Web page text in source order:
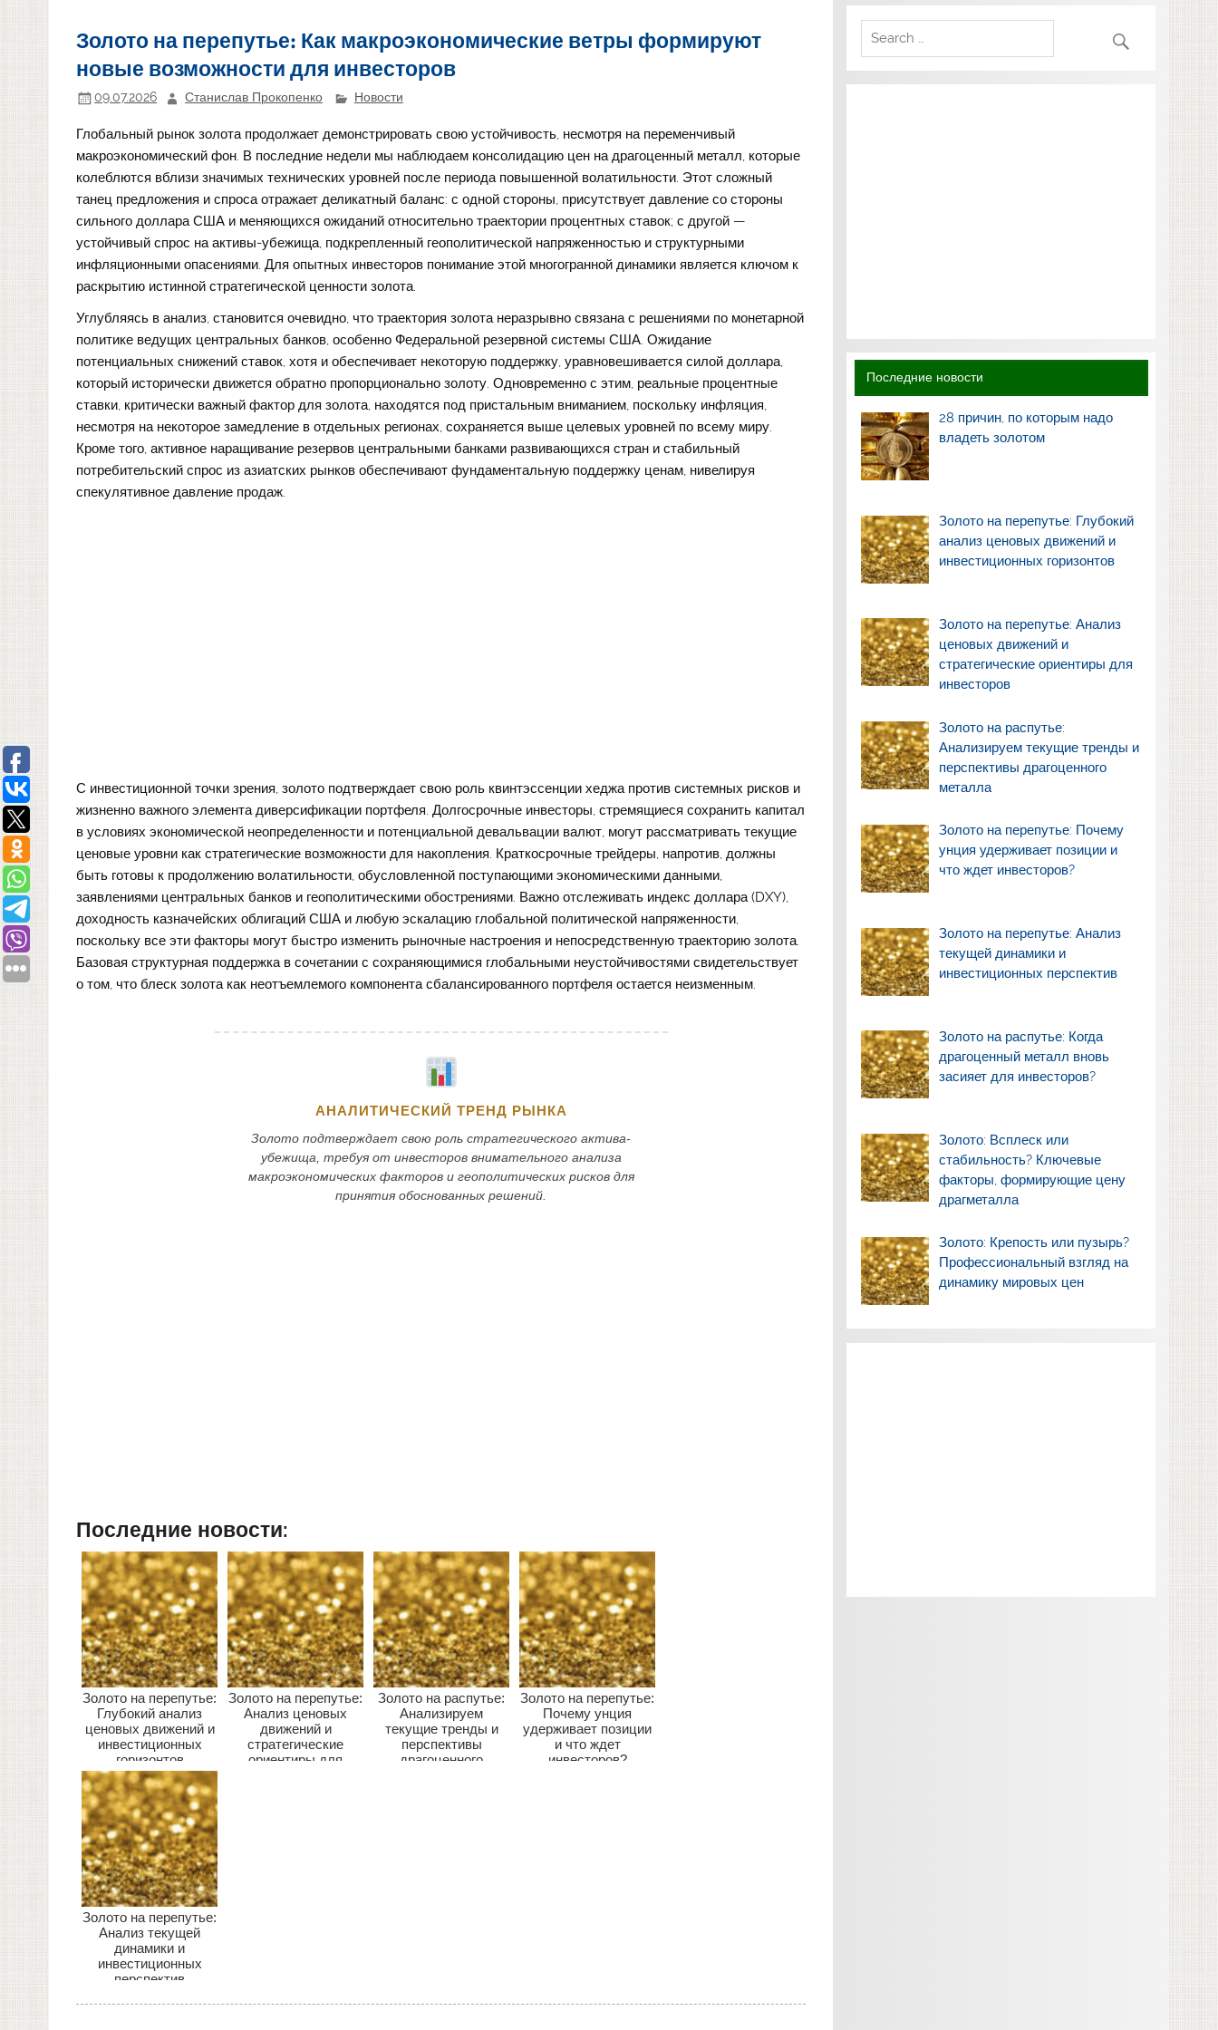
Золото на перепутье: Как макроэкономические ветры формируют
новые возможности для инвесторов
09.07.2026 Станислав Прокопенко Новости
Глобальный рынок золота продолжает демонстрировать свою устойчивость, несмотря на переменчивый
макроэкономический фон. В последние недели мы наблюдаем консолидацию цен на драгоценный металл, которые
колеблются вблизи значимых технических уровней после периода повышенной волатильности. Этот сложный
танец предложения и спроса отражает деликатный баланс: с одной стороны, присутствует давление со стороны
сильного доллара США и меняющихся ожиданий относительно траектории процентных ставок; с другой —
устойчивый спрос на активы-убежища, подкрепленный геополитической напряженностью и структурными
инфляционными опасениями. Для опытных инвесторов понимание этой многогранной динамики является ключом к
раскрытию истинной стратегической ценности золота.
Углубляясь в анализ, становится очевидно, что траектория золота неразрывно связана с решениями по монетарной
политике ведущих центральных банков, особенно Федеральной резервной системы США. Ожидание
потенциальных снижений ставок, хотя и обеспечивает некоторую поддержку, уравновешивается силой доллара,
который исторически движется обратно пропорционально золоту. Одновременно с этим, реальные процентные
ставки, критически важный фактор для золота, находятся под пристальным вниманием, поскольку инфляция,
несмотря на некоторое замедление в отдельных регионах, сохраняется выше целевых уровней по всему миру.
Кроме того, активное наращивание резервов центральными банками развивающихся стран и стабильный
потребительский спрос из азиатских рынков обеспечивают фундаментальную поддержку ценам, нивелируя
спекулятивное давление продаж.
С инвестиционной точки зрения, золото подтверждает свою роль квинтэссенции хеджа против системных рисков и
жизненно важного элемента диверсификации портфеля. Долгосрочные инвесторы, стремящиеся сохранить капитал
в условиях экономической неопределенности и потенциальной девальвации валют, могут рассматривать текущие
ценовые уровни как стратегические возможности для накопления. Краткосрочные трейдеры, напротив, должны
быть готовы к продолжению волатильности, обусловленной поступающими экономическими данными,
заявлениями центральных банков и геополитическими обострениями. Важно отслеживать индекс доллара (DXY),
доходность казначейских облигаций США и любую эскалацию глобальной политической напряженности,
поскольку все эти факторы могут быстро изменить рыночные настроения и непосредственную траекторию золота.
Базовая структурная поддержка в сочетании с сохраняющимися глобальными неустойчивостями свидетельствует
о том, что блеск золота как неотъемлемого компонента сбалансированного портфеля остается неизменным.
АНАЛИТИЧЕСКИЙ ТРЕНД РЫНКА
Золото подтверждает свою роль стратегического актива-
убежища, требуя от инвесторов внимательного анализа
макроэкономических факторов и геополитических рисков для
принятия обоснованных решений.
Последние новости:
Золото на перепутье:
Глубокий анализ
ценовых движений и
инвестиционных
горизонтов
Золото на перепутье:
Анализ ценовых
движений и
стратегические
ориентиры для
Золото на распутье:
Анализируем
текущие тренды и
перспективы
драгоценного
Золото на перепутье:
Почему унция
удерживает позиции
и что ждет
инвесторов?
Золото на перепутье:
Анализ текущей
динамики и
инвестиционных
перспектив
Последние новости
28 причин, по которым надо
владеть золотом
Золото на перепутье: Глубокий
анализ ценовых движений и
инвестиционных горизонтов
Золото на перепутье: Анализ
ценовых движений и
стратегические ориентиры для
инвесторов
Золото на распутье:
Анализируем текущие тренды и
перспективы драгоценного
металла
Золото на перепутье: Почему
унция удерживает позиции и
что ждет инвесторов?
Золото на перепутье: Анализ
текущей динамики и
инвестиционных перспектив
Золото на распутье: Когда
драгоценный металл вновь
засияет для инвесторов?
Золото: Всплеск или
стабильность? Ключевые
факторы, формирующие цену
драгметалла
Золото: Крепость или пузырь?
Профессиональный взгляд на
динамику мировых цен